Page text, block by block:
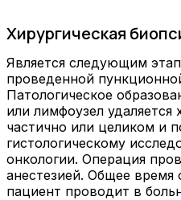
Хирургическая
Является следующим
проведенной
Патологическое
или лимфоузел удаляется
частично или целиком и
гистологическому
онкологии. Операция
анестезией. Общее время
пациент проводит в